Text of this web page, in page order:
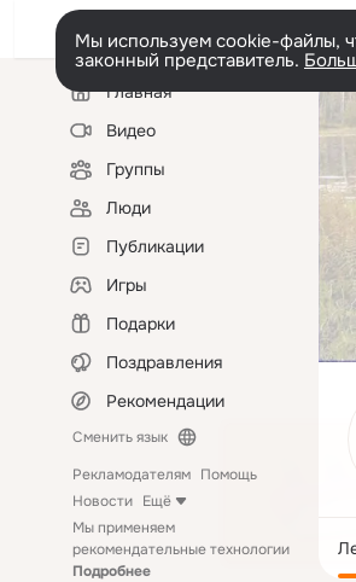
Мы используем cookie-файлы,
законный представитель.
Левая
колонкаГлавная
Видео
Группы
Люди
Публикации
Игры
Подарки
Поздравления
Рекомендации
Сменить язык
Рекламодателям Помощь
Новости Ещё
Мы применяем
рекомендательные технологии
Подробнее